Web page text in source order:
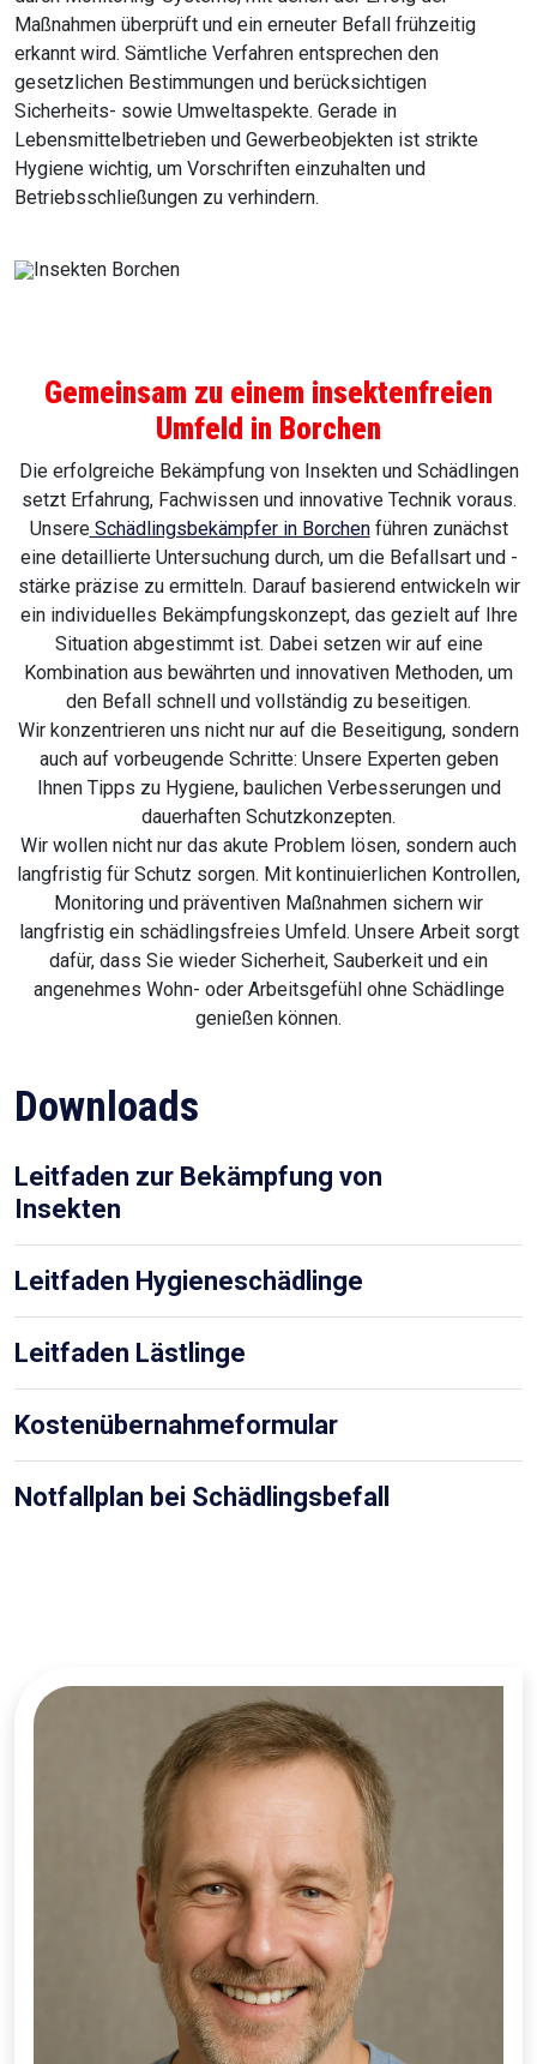
Maßnahmen überprüft und ein erneuter Befall frühzeitig
erkannt wird. Sämtliche Verfahren entsprechen den
gesetzlichen Bestimmungen und berücksichtigen
Sicherheits- sowie Umweltaspekte. Gerade in
Lebensmittelbetrieben und Gewerbeobjekten ist strikte
Hygiene wichtig, um Vorschriften einzuhalten und
Betriebsschließungen zu verhindern.
Gemeinsam zu einem insektenfreien
Umfeld in Borchen
Die erfolgreiche Bekämpfung von Insekten und Schädlingen
setzt Erfahrung, Fachwissen und innovative Technik voraus.
UnsereSchädlingsbekämpfer in Borchenführen zunächst
eine detaillierte Untersuchung durch, um die Befallsart und -
stärke präzise zu ermitteln. Darauf basierend entwickeln wir
ein individuelles Bekämpfungskonzept, das gezielt auf Ihre
Situation abgestimmt ist. Dabei setzen wir auf eine
Kombination aus bewährten und innovativen Methoden, um
den Befall schnell und vollständig zu beseitigen.
Wir konzentrieren uns nicht nur auf die Beseitigung, sondern
auch auf vorbeugende Schritte: Unsere Experten geben
Ihnen Tipps zu Hygiene, baulichen Verbesserungen und
dauerhaften Schutzkonzepten.
Wir wollen nicht nur das akute Problem lösen, sondern auch
langfristig für Schutz sorgen. Mit kontinuierlichen Kontrollen,
Monitoring und präventiven Maßnahmen sichern wir
langfristig ein schädlingsfreies Umfeld. Unsere Arbeit sorgt
dafür, dass Sie wieder Sicherheit, Sauberkeit und ein
angenehmes Wohn- oder Arbeitsgefühl ohne Schädlinge
genießen können.
Downloads
Leitfaden zur Bekämpfung von
Insekten
Leitfaden Hygieneschädlinge
Leitfaden Lästlinge
Kostenübernahmeformular
Notfallplan bei Schädlingsbefall